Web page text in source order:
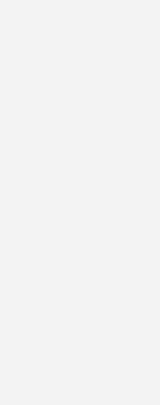
ПЕ